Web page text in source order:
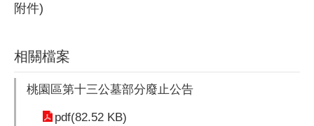
附件)
相關檔案
桃園區第十三公墓部分廢止公告
pdf(82.52 KB)